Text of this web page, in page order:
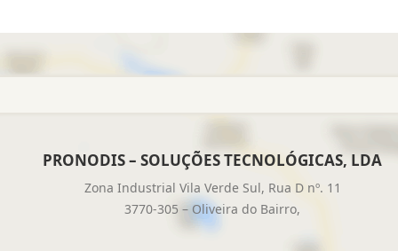
PRONODIS – SOLUÇÕES TECNOLÓGICAS, LDA
Zona Industrial Vila Verde Sul, Rua D nº. 11
3770-305 – Oliveira do Bairro,